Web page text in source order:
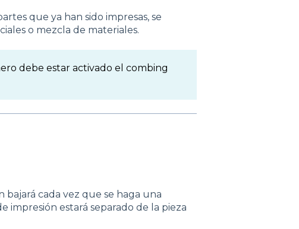
que ya han sido impresas, se
o mezcla de materiales.
debe estar activado el combing
bajará cada vez que se haga una
impresión estará separado de la pieza